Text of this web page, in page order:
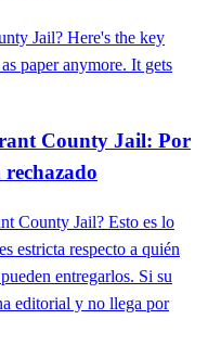
Jail? Here's the key
paper anymore. It gets
County Jail: Por
County Jail? Esto es lo
estricta respecto a quién
entregarlos. Si su
editorial y no llega por